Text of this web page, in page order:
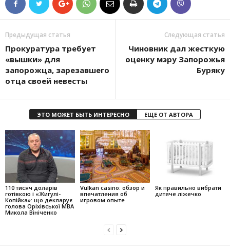
Предыдущая статья
Прокуратура требует
«вышки» для
запорожца, зарезавшего
отца своей невесты
Следующая статья
Чиновник дал жесткую
оценку мэру Запорожья
Буряку
ЭТО МОЖЕТ БЫТЬ ИНТЕРЕСНО ЕЩЕ ОТ АВТОРА
110 тисяч доларів
готівкою і «Жигулі-
Копійка»: що декларує
голова Оріхівської МВА
Микола Вініченко
Vulkan casino: обзор и
впечатления об
игровом опыте
Як правильно вибрати
дитяче ліжечко